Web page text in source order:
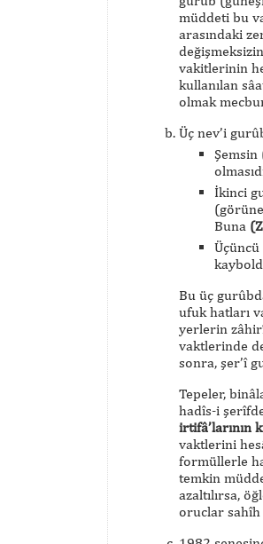
müddeti bu
arasındaki
vakitlerinin
kullanılan
olmak
Üç nev’i
Şemsin
İkinci
Buna
Üçüncü
Bu üç
ufuk hatları
yerlerin
vaktlerinde
sonra, şer’î
Tepeler,
hadîs-i
irtifâ’larının
vaktlerini
formüllerle
temkin
azaltılırsa,
oruclar sahîh